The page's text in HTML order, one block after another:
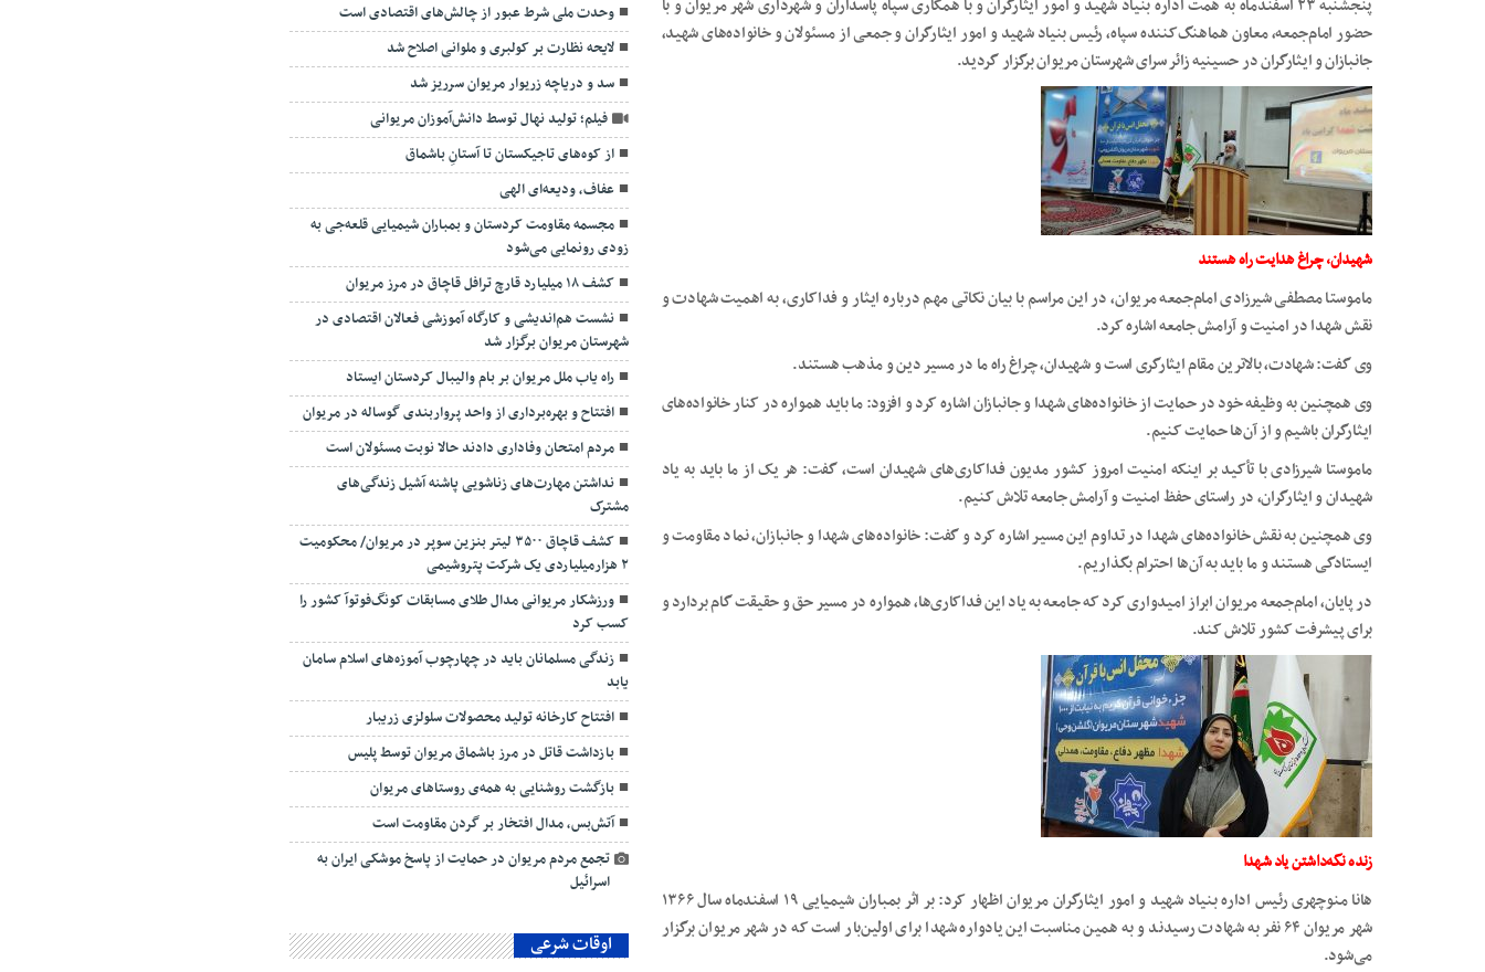
پنجشنبه ۲۳ اسفندماه به همت اداره بنیاد شهید و امور ایثارگران و با همکاری سپاه پاسداران و شهرداری شهر مریوان و با
حضور امام‌جمعه، معاون هماهنگ‌کننده سپاه، رئیس بنیاد شهید و امور ایثارگران و جمعی از مسئولان و خانواده‌های شهید،
جانبازان و ایثارگران در حسینیه زائر سرای شهرستان مریوان برگزار گردید.
شهیدان، چراغ هدایت راه هستند
ماموستا مصطفی شیرزادی امام‌جمعه مریوان، در این مراسم با بیان نکاتی مهم درباره ایثار و فداکاری، به اهمیت شهادت و
نقش شهدا در امنیت و آرامش جامعه اشاره کرد.
وی گفت: شهادت، بالاترین مقام ایثارگری است و شهیدان، چراغ راه ما در مسیر دین و مذهب هستند.
وی همچنین به وظیفه خود در حمایت از خانواده‌های شهدا و جانبازان اشاره کرد و افزود: ما باید همواره در کنار خانواده‌های
ایثارگران باشیم و از آن‌ها حمایت کنیم.
ماموستا شیرزادی با تأکید بر اینکه امنیت امروز کشور مدیون فداکاری‌های شهیدان است، گفت: هر یک از ما باید به یاد
شهیدان و ایثارگران، در راستای حفظ امنیت و آرامش جامعه تلاش کنیم.
وی همچنین به نقش خانواده‌های شهدا در تداوم این مسیر اشاره کرد و گفت: خانواده‌های شهدا و جانبازان، نماد مقاومت و
ایستادگی هستند و ما باید به آن‌ها احترام بگذاریم.
در پایان، امام‌جمعه مریوان ابراز امیدواری کرد که جامعه به یاد این فداکاری‌ها، همواره در مسیر حق و حقیقت گام بردارد و
برای پیشرفت کشور تلاش کند.
زنده نگه‌داشتن یاد شهدا
هانا منوچهری رئیس اداره بنیاد شهید و امور ایثارگران مریوان اظهار کرد: بر اثر بمباران شیمیایی ۱۹ اسفندماه سال ۱۳۶۶
شهر مریوان ۶۴ نفر به شهادت رسیدند و به همین مناسبت این یادواره شهدا برای اولین‌بار است که در شهر مریوان برگزار
می‌شود.
وحدت ملی شرط عبور از چالش‌های اقتصادی است
لایحه نظارت بر کولبری و ملوانی اصلاح شد
سد و دریاچه زریوار مریوان سرریز شد
فیلم؛ تولید نهال توسط دانش‌آموزان مریوانی
از کوه‌های تاجیکستان تا آستانِ باشماق
عفاف، ودیعه‌ای الهی
مجسمه مقاومت کردستان و بمباران شیمیایی قلعه‌جی به
زودی رونمایی می‌شود
کشف ۱۸ میلیارد قارچ ترافل قاچاق در مرز مریوان
نشست هم‌اندیشی و کارگاه آموزشی فعالان اقتصادی در
شهرستان مریوان برگزار شد
راه یاب ملل مریوان بر بام والیبال کردستان ایستاد
افتتاح و بهره‌برداری از واحد پرواربندی گوساله در مریوان
مردم امتحان وفاداری دادند حالا نوبت مسئولان است
نداشتن مهارت‌های زناشویی پاشنه آشیل زندگی‌های
مشترک
کشف قاچاق ۳۵۰۰ لیتر بنزین سوپر در مریوان/ محکومیت
۲ هزارمیلیاردی یک شرکت پتروشیمی
ورزشکار مریوانی مدال طلای مسابقات کونگ‌فوتوآ کشور را
کسب کرد
زندگی مسلمانان باید در چهارچوب آموزه‌های اسلام سامان
یابد
افتتاح کارخانه تولید محصولات سلولزی زریبار
بازداشت قاتل در مرز باشماق مریوان توسط پلیس
بازگشت روشنایی به همه‌ی روستاهای مریوان
آتش‌بس، مدال افتخار بر گردن مقاومت است
تجمع مردم مریوان در حمایت از پاسخ موشکی ایران به
اسرائیل
اوقات شرعی